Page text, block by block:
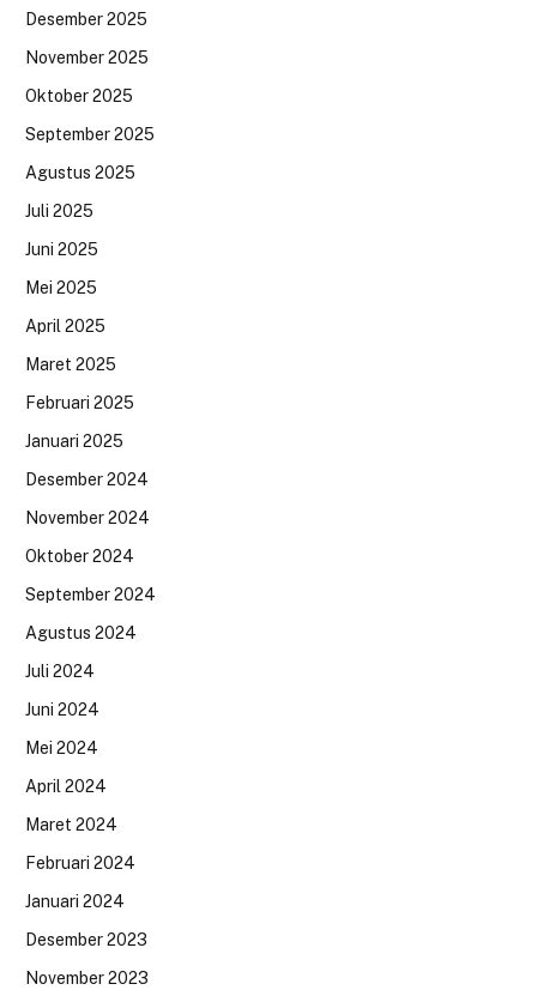
Desember 2025
November 2025
Oktober 2025
September 2025
Agustus 2025
Juli 2025
Juni 2025
Mei 2025
April 2025
Maret 2025
Februari 2025
Januari 2025
Desember 2024
November 2024
Oktober 2024
September 2024
Agustus 2024
Juli 2024
Juni 2024
Mei 2024
April 2024
Maret 2024
Februari 2024
Januari 2024
Desember 2023
November 2023